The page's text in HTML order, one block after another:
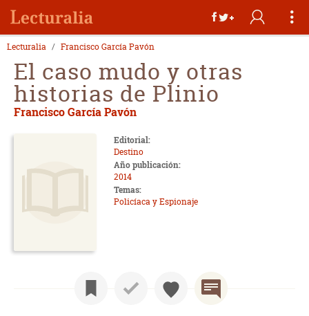
Lecturalia Francisco García Pavón
El caso mudo y otras
historias de Plinio
Francisco García Pavón
Editorial:
Destino
Año publicación:
2014
Temas:
Policíaca y Espionaje